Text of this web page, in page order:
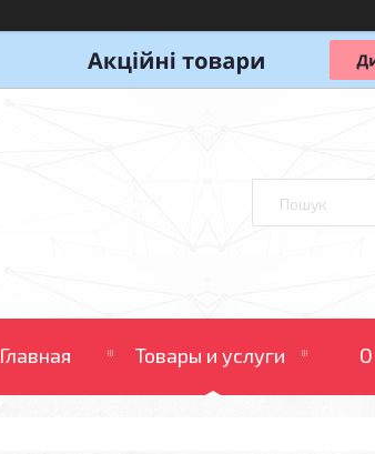
Главная Товары и услуги